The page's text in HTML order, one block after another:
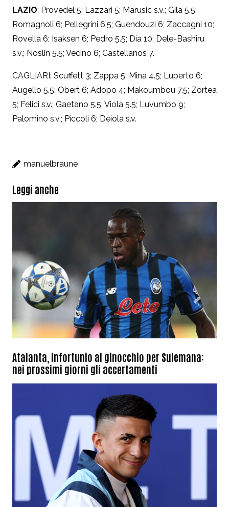
LAZIO: Provedel 5; Lazzari 5; Marusic s.v.; Gila 5.5;
Romagnoli 6; Pellegrini 6.5; Guendouzi 6; Zaccagni 10;
Rovella 6; Isaksen 6; Pedro 5.5; Dia 10; Dele-Bashiru
s.v.; Noslin 5.5; Vecino 6; Castellanos 7.
CAGLIARI: Scuffett 3; Zappa 5; Mina 4.5; Luperto 6;
Augello 5.5; Obert 6; Adopo 4; Makoumbou 7.5; Zortea
5; Felici s.v.; Gaetano 5.5; Viola 5.5; Luvumbo 9;
Palomino s.v.; Piccoli 6; Deiola s.v.
manuelbraune
Leggi anche
Atalanta, infortunio al ginocchio per Sulemana:
nei prossimi giorni gli accertamenti